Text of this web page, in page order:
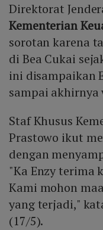
Direktorat
Kementerian
sorotan karena
di Bea Cukai
ini disampaikan
sampai akhirnya
Staf Khusus
Prastowo ikut
dengan
"Ka Enzy terima
Kami mohon
yang terjadi,"
(17/5).